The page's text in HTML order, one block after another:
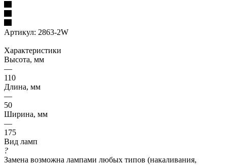
Артикул: 2863-2W
Характеристики
Высота, мм
—
110
Длина, мм
—
50
Ширина, мм
—
175
Вид ламп
?
Замена возможна лампами любых типов (накаливания,